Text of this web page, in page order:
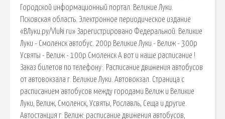
Городской информационный портал. Великие Луки.
Псковская область. Электронное периодическое издание
«ВЛуки.ру/Vluki.ru» Зарегистрировано Федеральной. Великие
Луки - Смоленск автобус. 200р Великие Луки - Велиж - 300р
Усвяты - Велиж - 100р Смоленск А вот и наше расписание !
Заказ билетов по телефону:. Расписание движения автобусов
от автовокзала г. Великие Луки. Автовокзал. Страница с
расписанием автобусов между городами Велиж и Великие
Луки, Велиж, Смоленск, Усвяты, Рославль, Сеща и другие.
Автостанция г. Велиж: расписание движения автобусов,